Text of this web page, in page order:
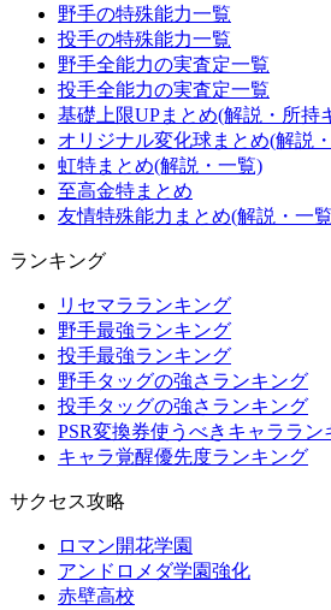
野手の特殊能力一覧
投手の特殊能力一覧
野手全能力の実査定一覧
投手全能力の実査定一覧
基礎上限UPまとめ(解説・所持
オリジナル変化球まとめ(解説
虹特まとめ(解説・一覧)
至高金特まとめ
友情特殊能力まとめ(解説・一
ランキング
リセマラランキング
野手最強ランキング
投手最強ランキング
野手タッグの強さランキング
投手タッグの強さランキング
PSR変換券使うべきキャララン
キャラ覚醒優先度ランキング
サクセス攻略
ロマン開花学園
アンドロメダ学園強化
赤壁高校